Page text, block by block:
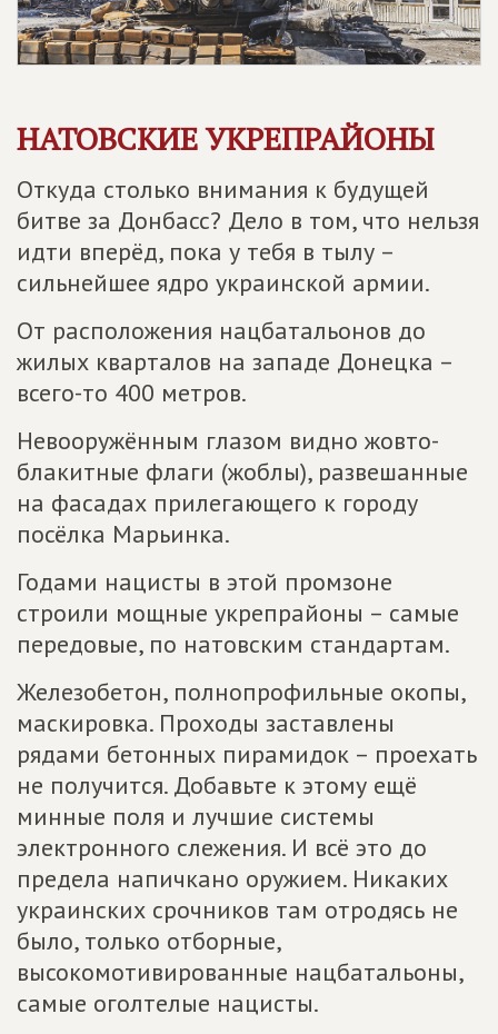
НАТОВСКИЕ УКРЕПРАЙОНЫ
Откуда столько внимания к будущей
битве за Донбасс? Дело в том, что нельзя
идти вперёд, пока у тебя в тылу –
сильнейшее ядро украинской армии.
От расположения нацбатальонов до
жилых кварталов на западе Донецка –
всего-то 400 метров.
Невооружённым глазом видно жовто-
блакитные флаги (жоблы), развешанные
на фасадах прилегающего к городу
посёлка Марьинка.
Годами нацисты в этой промзоне
строили мощные укрепрайоны – самые
передовые, по натовским стандартам.
Железобетон, полнопрофильные окопы,
маскировка. Проходы заставлены
рядами бетонных пирамидок – проехать
не получится. Добавьте к этому ещё
минные поля и лучшие системы
электронного слежения. И всё это до
предела напичкано оружием. Никаких
украинских срочников там отродясь не
было, только отборные,
высокомотивированные нацбатальоны,
самые оголтелые нацисты.